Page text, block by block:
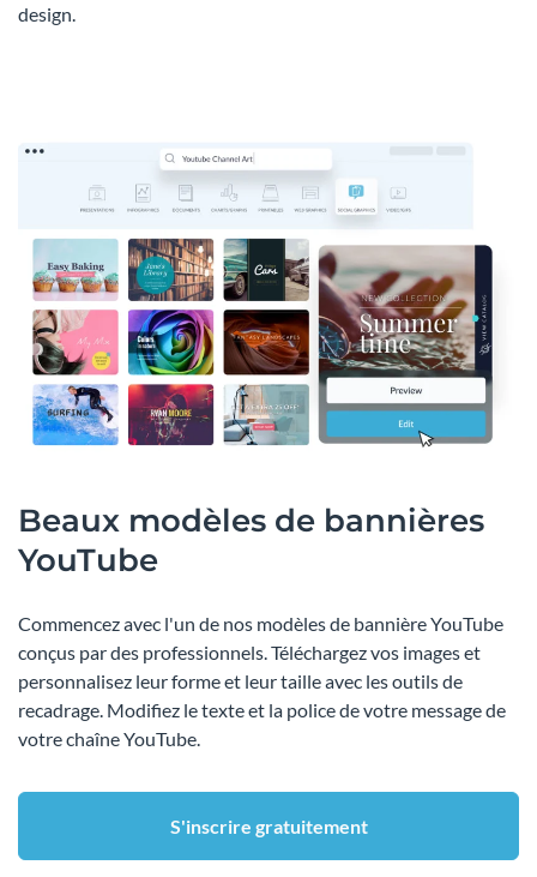
design.
Beaux modèles de bannières
YouTube
Commencez avec l'un de nos modèles de bannière YouTube
conçus par des professionnels. Téléchargez vos images et
personnalisez leur forme et leur taille avec les outils de
recadrage. Modifiez le texte et la police de votre message de
votre chaîne YouTube.
S'inscrire gratuitement